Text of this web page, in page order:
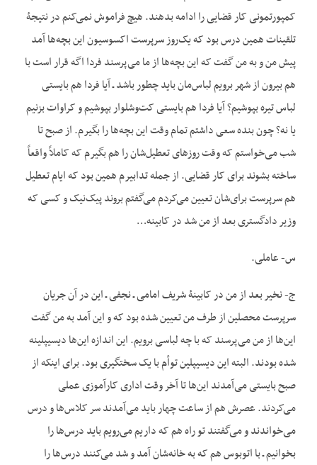
کمپورتمونی کار قضایی را ادامه بدهند. هیچ فراموش نمی‌کنم در نتیجۀ
تلقینات همین درس بود که یک‌روز سرپرست اکسوسیون این بچه‌ها آمد
پیش من و به من گفت که این بچه‌ها از ما می‌پرسند فردا اگه قرار است با
هم بیرون از شهر برویم لباس‌مان باید چطور باشد ـ آیا فردا هم بایستی
لباس تیره بپوشیم؟ آیا فردا هم بایستی کت‌وشلوار بپوشیم و کراوات بزنیم
یا نه؟ چون بنده سعی داشتم تمام وقت این بچه‌ها را بگیرم. از صبح تا
شب می‌خواستم که وقت روزهای تعطیل‌شان را هم بگیرم که کاملاً واقعاً
ساخته بشوند برای کار قضایی. از جمله تدابیرم همین بود که ایام تعطیل
هم سرپرست برای‌شان تعیین می‌کردم می‌گفتم بروند پیک‌نیک و کسی که
وزیر دادگستری بعد از من شد در کابینه…
س- عاملی.
ج- نخیر بعد از من در کابینۀ شریف امامی ـ نجفی ـ این در آن جریان
سرپرست محصلین از طرف من تعیین شده بود که و این آمد به من گفت
این‌ها از من می‌پرسند که با چه لباسی برویم. این اندازه این‌ها دیسیپلینه
شده بودند. البته این دیسیپلین توأم با یک سختگیری بود. برای این‏که از
صبح بایستی می‌آمدند این‌ها تا آخر وقت اداری کارآموزی عملی
می‌کردند. عصرش هم از ساعت چهار باید می‌آمدند سر کلاس‌ها و درس
می‌خواندند و می‌گفتند تو راه هم که داریم می‌رویم باید درس‌ها را
بخوانیم ـ با اتوبوس هم که به خانه‌شان آمد و شد می‌کنند درس‌ها را